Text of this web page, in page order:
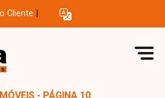
Cliente
- PÁGINA 10